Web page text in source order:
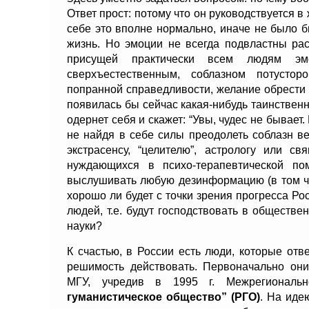
Ответ прост: потому что он
себе это вполне нормально, иначе не было
жизнь. Но эмоции не всегда подвластны
присущей практически всем людям
сверхъестественным, соблазном
попранной справедливости, желание
появилась бы сейчас какая-нибудь
одернет себя и скажет: “Увы, чудес не
не найдя в себе силы преодолеть соблазн
экстрасенсу, “целителю”, астрологу или
нуждающихся в психо-терапевтической
выслушивать любую дезинформацию (в том
хорошо ли будет с точки зрения прогресса
людей, т.е. будут господствовать в
науки?
К счастью, в России есть люди, которые
решимость действовать. Первоначально
МГУ, учредив в 1995 г.
гуманистическое общество” (РГО). На